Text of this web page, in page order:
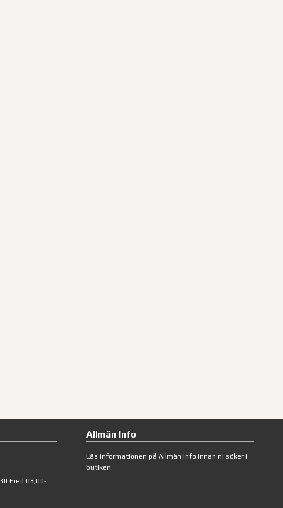
Fred 08,00-
Allmän Info
Läs informationen på Allmän info innan ni söker i
butiken.